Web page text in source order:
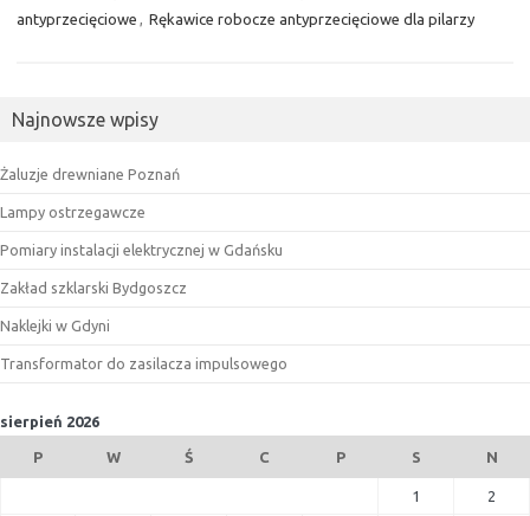
antyprzecięciowe , Rękawice robocze antyprzecięciowe dla pilarzy
Najnowsze wpisy
Żaluzje drewniane Poznań
Lampy ostrzegawcze
Pomiary instalacji elektrycznej w Gdańsku
Zakład szklarski Bydgoszcz
Naklejki w Gdyni
Transformator do zasilacza impulsowego
sierpień 2026
P W Ś C P S N
1 2